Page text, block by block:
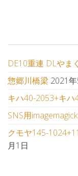
投稿ナ
DE10重連 DLやま
惣郷川橋梁 2021
キハ40-2053+キ
SNS用
クモヤ145-
月1日